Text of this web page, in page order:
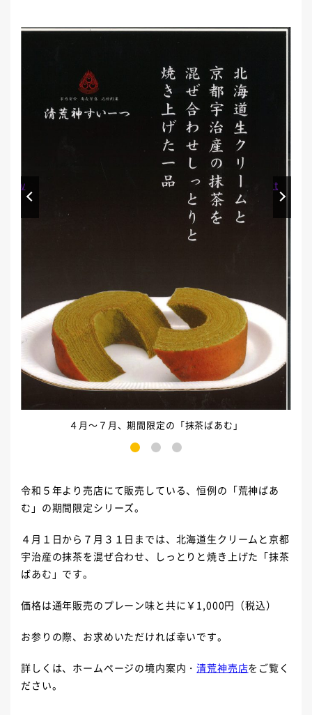
４月～７月、期間限定の「抹茶ばあむ」
3
Prev Next
令和５年より売店にて販売している、恒例の「荒神ばあ
む」の期間限定シリーズ。
４月１日から７月３１日までは、北海道生クリームと京都
宇治産の抹茶を混ぜ合わせ、しっとりと焼き上げた「抹茶
ばあむ」です。
価格は通年販売のプレーン味と共に￥1,000円（税込）
お参りの際、お求めいただければ幸いです。
詳しくは、ホームページの境内案内・清荒神売店をご覧く
ださい。